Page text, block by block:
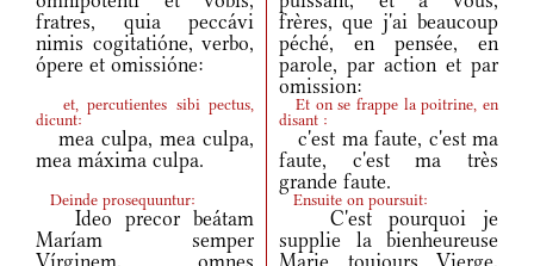
fratres, quia peccávi
nimis cogitatióne, verbo,
ópere et omissióne:
frères, que j'ai beaucoup
péché, en pensée, en
parole, par action et par
omission:
et, percutientes sibi pectus,
dicunt:
Et on se frappe la poitrine, en
disant :
mea culpa, mea culpa,
mea máxima culpa.
c'est ma faute, c'est ma
faute, c'est ma très
grande faute.
Deinde prosequuntur: Ensuite on poursuit:
Ideo precor beátam
Maríam semper
C'est pourquoi je
supplie la bienheureuse